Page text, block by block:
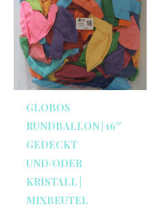
GLOBOS
RUNDBALLON | 16″
GEDECKT
UND/ODER
KRISTALL |
MIXBEUTEL